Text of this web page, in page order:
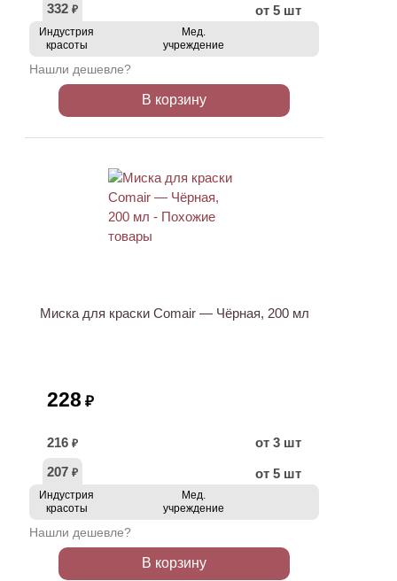
332 ₽ от 5 шт
Индустрия
красоты
Мед.
учреждение
Нашли дешевле?
В корзину
Миска для краски Comair — Чёрная, 200 мл
228 ₽
216 ₽
от 3 шт
207 ₽ от 5 шт
Индустрия
красоты
Мед.
учреждение
Нашли дешевле?
В корзину